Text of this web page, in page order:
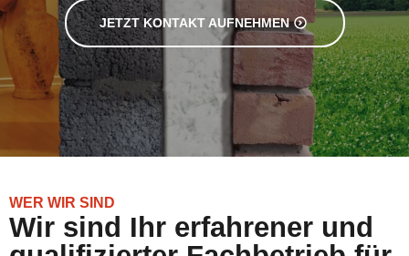
JETZT KONTAKT AUFNEHMEN
WER WIR SIND
Wir sind Ihr erfahrener und